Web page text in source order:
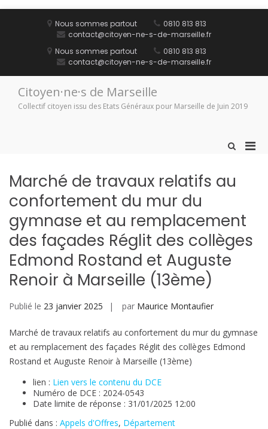
Nous sommes partout
0810 813 813
contact@citoyen-ne-s-de-marseille.fr
Nous sommes partout
0810 813 813
contact@citoyen-ne-s-de-marseille.fr
Citoyen·ne·s de Marseille
Collectif citoyen issu des Etats Généraux pour Marseille de Juin 2019
Afficher
de
recherche
Marché de travaux relatifs au
confortement du mur du
gymnase et au remplacement
des façades Réglit des collèges
Edmond Rostand et Auguste
Renoir à Marseille (13ème)
Publié le 23 janvier 2025 par Maurice Montaufier
Marché de travaux relatifs au confortement du mur du gymnase
et au remplacement des façades Réglit des collèges Edmond
Rostand et Auguste Renoir à Marseille (13ème)
lien : Lien vers le contenu du DCE
Numéro de DCE : 2024-0543
Date limite de réponse : 31/01/2025 12:00
Publié dans : Appels d'Offres, Département